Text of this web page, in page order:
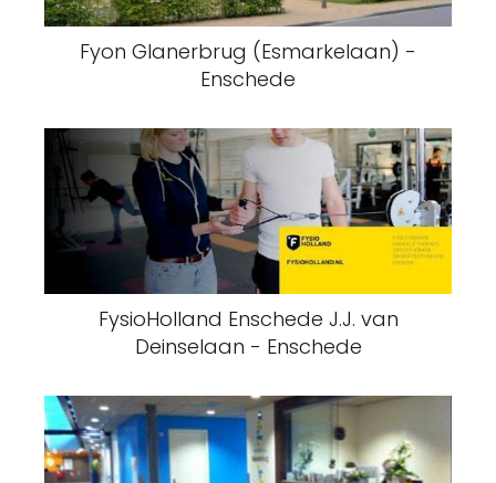
Fyon Glanerbrug (Esmarkelaan) -
Enschede
FysioHolland Enschede J.J. van
Deinselaan - Enschede